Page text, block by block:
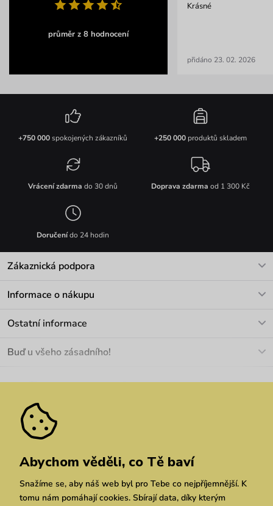
průměr z 8 hodnocení
Krásné
přidáno 23. 02. 2026
+750 000spokojených zákazníků +250 000produktů skladem
Vrácení zdarma do 30 dnů Doprava zdarma od 1 300 Kč
Doručenído 24 hodin
Zákaznická podpora
Informace o nákupu
Materiály a údržba
Pozáruční opravy
Ostatní informace
Velkoobchod
We Care
Dárkové poukazy
Vuchlook
Prodejny
Praha Brno Chrudim
Buď u všeho zásadního!
Zásady ochrany osobních údajů
Abychom věděli, co Tě baví
Snažíme se, aby náš web byl pro Tebe co nejpříjemnější. K
tomu nám pomáhají cookies. Sbírají data, díky kterým